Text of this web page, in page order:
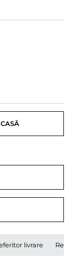
livrare